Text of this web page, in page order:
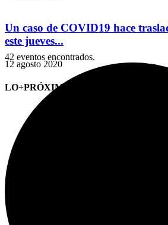
Un caso de COVID19 hace
este jueves...
12 agosto 2020
LO+PRÓXIMO (CITAS)
42 eventos encontrados.